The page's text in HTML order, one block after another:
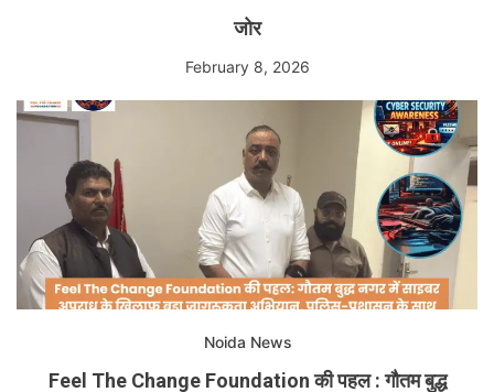
जोर
February 8, 2026
Noida News
Feel The Change Foundation की पहल : गौतम बुद्ध